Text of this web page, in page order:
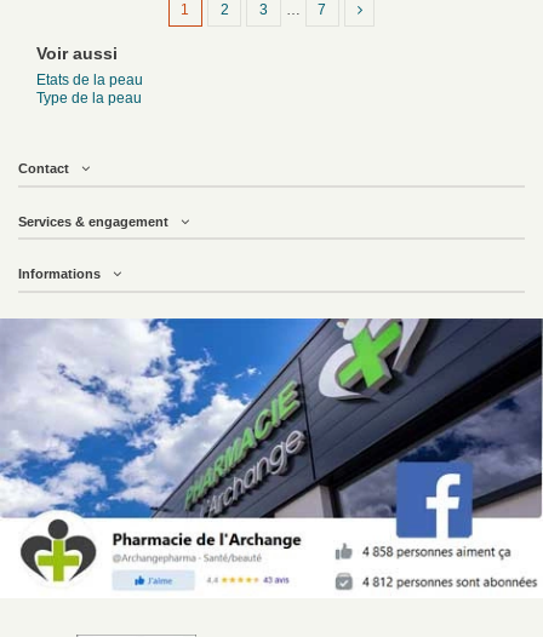
1 2 3 … 7
Voir aussi
Etats de la peau
Type de la peau
Contact
Services & engagement
Informations